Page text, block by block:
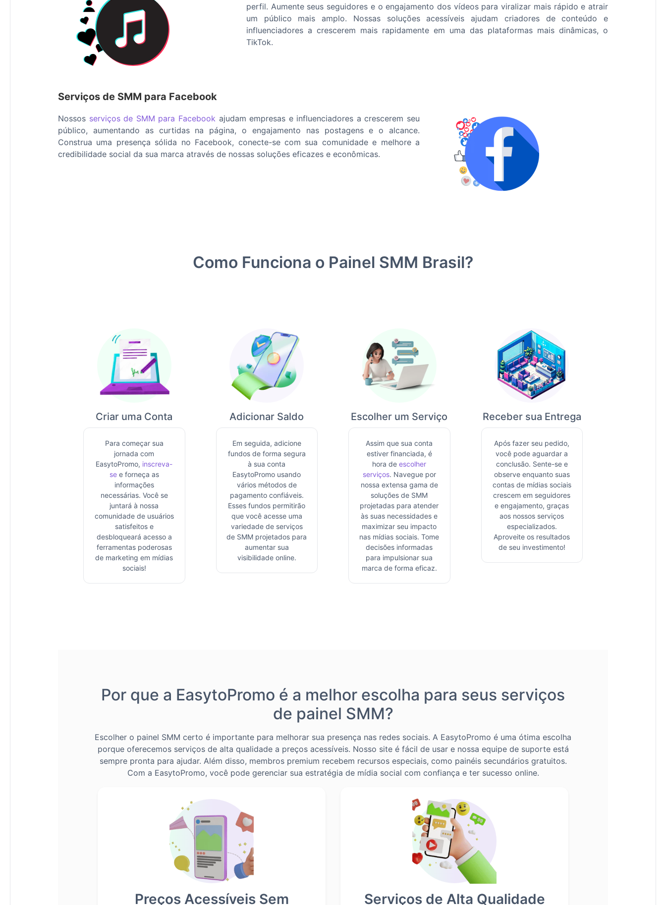
perfil. Aumente seus seguidores e o engajamento dos vídeos para viralizar mais rápido e atrair
um público mais amplo. Nossas soluções acessíveis ajudam criadores de conteúdo e
influenciadores a crescerem mais rapidamente em uma das plataformas mais dinâmicas, o
TikTok.
Serviços de SMM para Facebook
Nossos serviços de SMM para Facebook ajudam empresas e influenciadores a crescerem seu
público, aumentando as curtidas na página, o engajamento nas postagens e o alcance.
Construa uma presença sólida no Facebook, conecte-se com sua comunidade e melhore a
credibilidade social da sua marca através de nossas soluções eficazes e econômicas.
Como Funciona o Painel SMM Brasil?
Criar uma Conta
Para começar sua
jornada com
EasytoPromo, inscreva-
see forneça as
informações
necessárias. Você se
juntará à nossa
comunidade de usuários
satisfeitos e
desbloqueará acesso a
ferramentas poderosas
de marketing em mídias
sociais!
Adicionar Saldo
Em seguida, adicione
fundos de forma segura
à sua conta
EasytoPromo usando
vários métodos de
pagamento confiáveis.
Esses fundos permitirão
que você acesse uma
variedade de serviços
de SMM projetados para
aumentar sua
visibilidade online.
Escolher um Serviço
Assim que sua conta
estiver financiada, é
hora deescolher
serviços. Navegue por
nossa extensa gama de
soluções de SMM
projetadas para atender
às suas necessidades e
maximizar seu impacto
nas mídias sociais. Tome
decisões informadas
para impulsionar sua
marca de forma eficaz.
Receber sua Entrega
Após fazer seu pedido,
você pode aguardar a
conclusão. Sente-se e
observe enquanto suas
contas de mídias sociais
crescem em seguidores
e engajamento, graças
aos nossos serviços
especializados.
Aproveite os resultados
de seu investimento!
Por que a EasytoPromo é a melhor escolha para seus serviços
de painel SMM?
Escolher o painel SMM certo é importante para melhorar sua presença nas redes sociais. A EasytoPromo é uma ótima escolha
porque oferecemos serviços de alta qualidade a preços acessíveis. Nosso site é fácil de usar e nossa equipe de suporte está
sempre pronta para ajudar. Além disso, membros premium recebem recursos especiais, como painéis secundários gratuitos.
Com a EasytoPromo, você pode gerenciar sua estratégia de mídia social com confiança e ter sucesso online.
Preços Acessíveis Sem Serviços de Alta Qualidade